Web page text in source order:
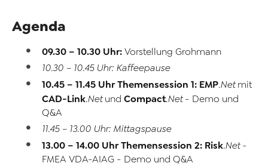
Agenda
09.30 – 10.30 Uhr: Vorstellung Grohmann
10.30 – 10.45 Uhr: Kaffeepause
10.45 – 11.45 Uhr Themensession 1: EMP.Netmit
CAD-Link.Netund Compact.Net- Demo und
Q&A
11.45 – 13.00 Uhr: Mittagspause
13.00 – 14.00 Uhr Themensession 2: Risk.Net-
FMEA VDA-AIAG - Demo und Q&A